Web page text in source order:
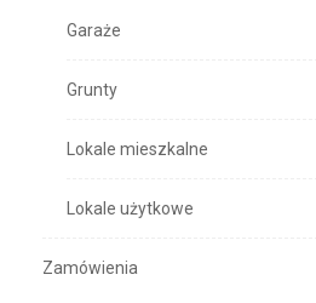
Garaże
Grunty
Lokale mieszkalne
Lokale użytkowe
Zamówienia